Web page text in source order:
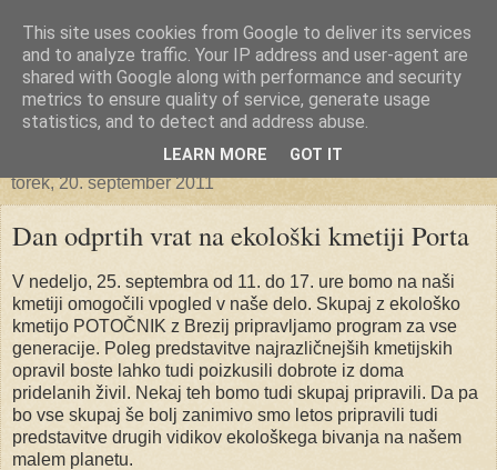
Ekoporta
torek, 20. september 2011
Dan odprtih vrat na ekološki kmetiji Porta
V nedeljo, 25. septembra od 11. do 17. ure bomo na naši
kmetiji omogočili vpogled v naše delo. Skupaj z ekološko
kmetijo POTOČNIK z Brezij pripravljamo program za vse
generacije. Poleg predstavitve najrazličnejših kmetijskih
opravil boste lahko tudi poizkusili dobrote iz doma
pridelanih živil. Nekaj teh bomo tudi skupaj pripravili. Da pa
bo vse skupaj še bolj zanimivo smo letos pripravili tudi
predstavitve drugih vidikov ekološkega bivanja na našem
malem planetu.
This site uses cookies from Google to deliver its services
and to analyze traffic. Your IP address and user-agent are
shared with Google along with performance and security
metrics to ensure quality of service, generate usage
statistics, and to detect and address abuse.
LEARN MORE GOT IT